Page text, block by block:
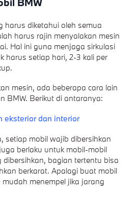
harus diketahui oleh semua
harus rajin menyalakan mesin
Hal ini guna menjaga sirkulasi
harus setiap hari, 2-3 kali per
mesin, ada beberapa cara lain
BMW. Berikut di antaranya:
eksterior dan interior
setiap mobil wajib dibersihkan
berlaku untuk mobil-mobil
dibersihkan, bagian tertentu bisa
berkarat. Apalagi buat mobil
menempel jika jarang